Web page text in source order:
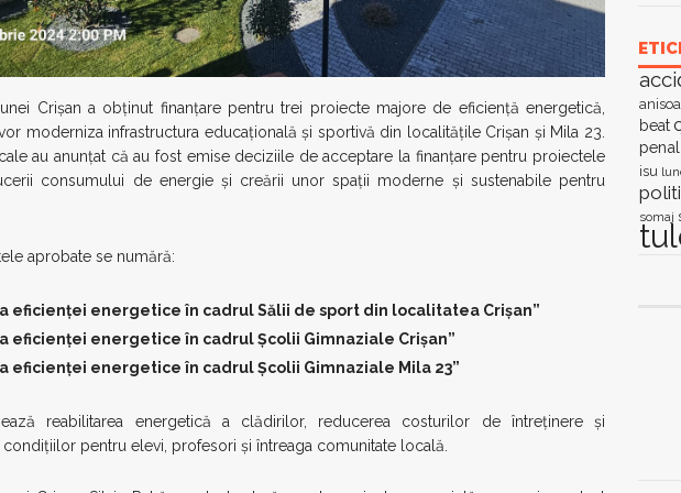
Crișan a obținut finanțare pentru trei proiecte majore de eficiență energetică,
moderniza infrastructura educațională și sportivă din localitățile Crișan și Mila 23.
au anunțat că au fost emise deciziile de acceptare la finanțare pentru proiectele
consumului de energie și creării unor spații moderne și sustenabile pentru
aprobate se numără:
eficienței energetice în cadrul Sălii de sport din localitatea Crișan”
eficienței energetice în cadrul Școlii Gimnaziale Crișan”
eficienței energetice în cadrul Școlii Gimnaziale Mila 23”
reabilitarea energetică a clădirilor, reducerea costurilor de întreținere și
pentru elevi, profesori și întreaga comunitate locală.
beat
penal
isu
somaj